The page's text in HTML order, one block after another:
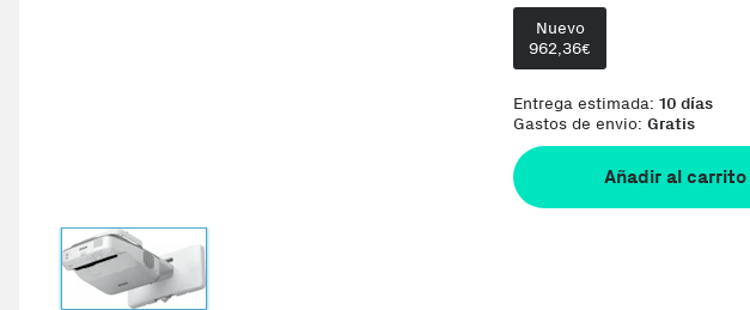
Nuevo
962,36€
Entrega estimada: 10 días
Gastos de envio: Gratis
Añadir al carrito